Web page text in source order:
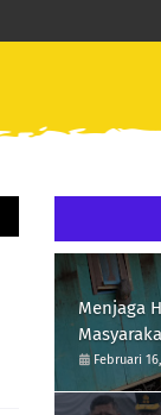
Menjaga
Yonif
Februari